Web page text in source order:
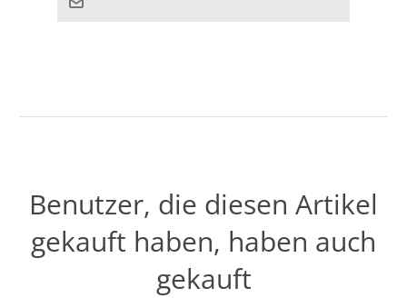
Benutzer, die diesen Artikel
gekauft haben, haben auch
gekauft